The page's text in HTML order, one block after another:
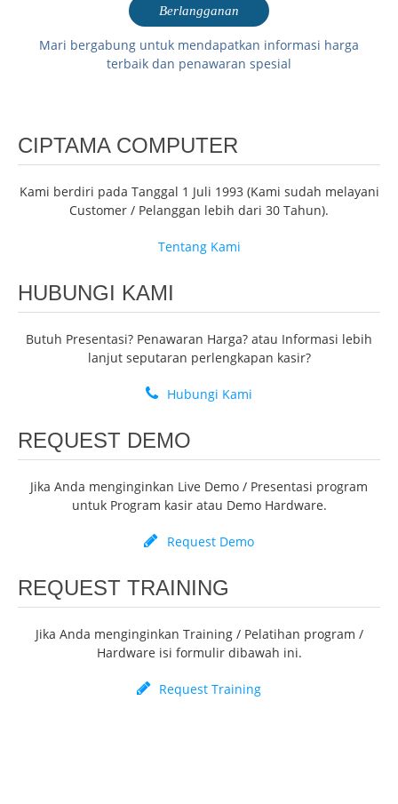
Mari bergabung untuk mendapatkan informasi harga
terbaik dan penawaran spesial
CIPTAMA COMPUTER
Kami berdiri pada Tanggal 1 Juli 1993 (Kami sudah melayani
Customer / Pelanggan lebih dari 30 Tahun).
Tentang Kami
HUBUNGI KAMI
Butuh Presentasi? Penawaran Harga? atau Informasi lebih
lanjut seputaran perlengkapan kasir?
Hubungi Kami
REQUEST DEMO
Jika Anda menginginkan Live Demo / Presentasi program
untuk Program kasir atau Demo Hardware.
Request Demo
REQUEST TRAINING
Jika Anda menginginkan Training / Pelatihan program /
Hardware isi formulir dibawah ini.
Request Training